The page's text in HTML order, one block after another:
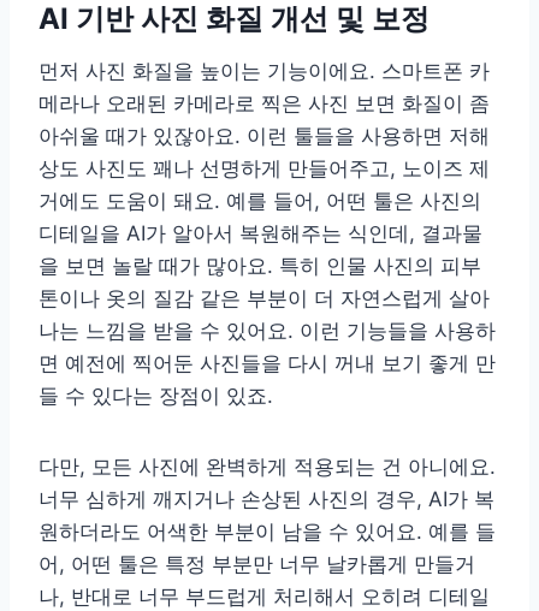
AI 기반 사진 화질 개선 및 보정
먼저 사진 화질을 높이는 기능이에요. 스마트폰 카
메라나 오래된 카메라로 찍은 사진 보면 화질이 좀
아쉬울 때가 있잖아요. 이런 툴들을 사용하면 저해
상도 사진도 꽤나 선명하게 만들어주고, 노이즈 제
거에도 도움이 돼요. 예를 들어, 어떤 툴은 사진의
디테일을 AI가 알아서 복원해주는 식인데, 결과물
을 보면 놀랄 때가 많아요. 특히 인물 사진의 피부
톤이나 옷의 질감 같은 부분이 더 자연스럽게 살아
나는 느낌을 받을 수 있어요. 이런 기능들을 사용하
면 예전에 찍어둔 사진들을 다시 꺼내 보기 좋게 만
들 수 있다는 장점이 있죠.
다만, 모든 사진에 완벽하게 적용되는 건 아니에요.
너무 심하게 깨지거나 손상된 사진의 경우, AI가 복
원하더라도 어색한 부분이 남을 수 있어요. 예를 들
어, 어떤 툴은 특정 부분만 너무 날카롭게 만들거
나, 반대로 너무 부드럽게 처리해서 오히려 디테일